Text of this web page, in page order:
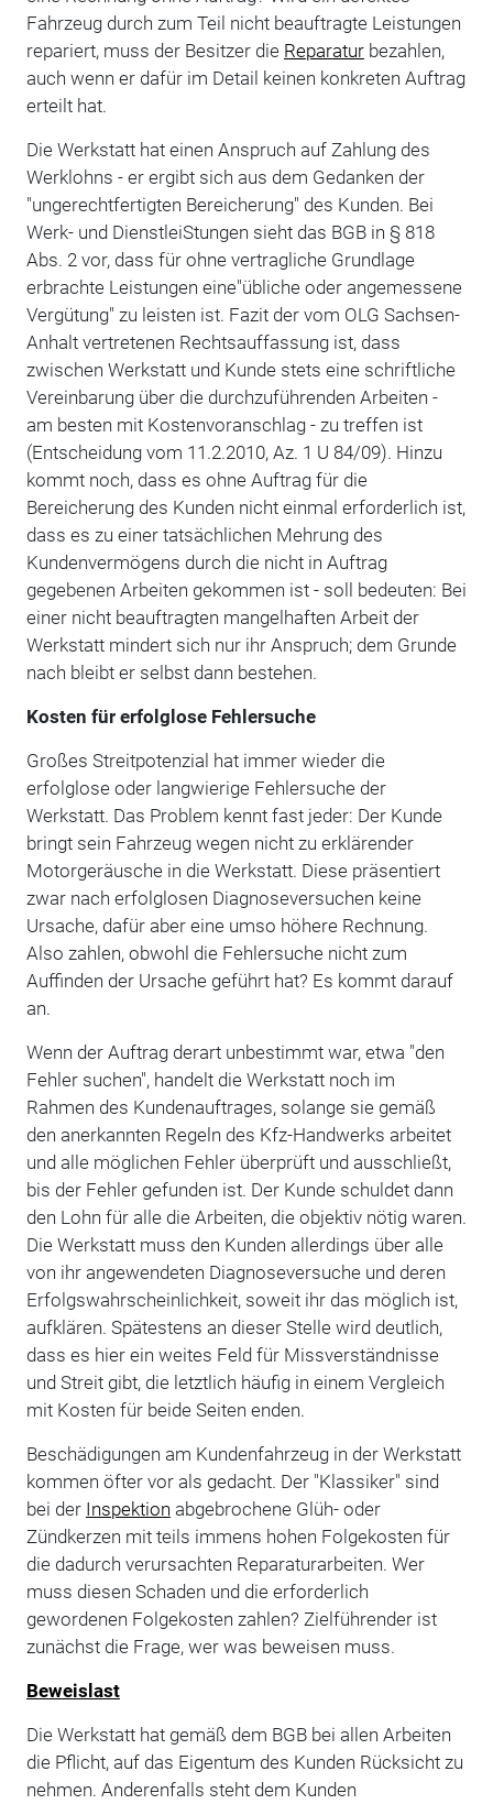
Fahrzeug durch zum Teil nicht beauftragte Leistungen
repariert, muss der Besitzer die Reparaturbezahlen,
auch wenn er dafür im Detail keinen konkreten Auftrag
erteilt hat.
Die Werkstatt hat einen Anspruch auf Zahlung des
Werklohns - er ergibt sich aus dem Gedanken der
"ungerechtfertigten Bereicherung" des Kunden. Bei
Werk- und DienstleiStungen sieht das BGB in § 818
Abs. 2 vor, dass für ohne vertragliche Grundlage
erbrachte Leistungen eine"übliche oder angemessene
Vergütung" zu leisten ist. Fazit der vom OLG Sachsen-
Anhalt vertretenen Rechtsauffassung ist, dass
zwischen Werkstatt und Kunde stets eine schriftliche
Vereinbarung über die durchzuführenden Arbeiten -
am besten mit Kostenvoranschlag - zu treffen ist
(Entscheidung vom 11.2.2010, Az. 1 U 84/09). Hinzu
kommt noch, dass es ohne Auftrag für die
Bereicherung des Kunden nicht einmal erforderlich ist,
dass es zu einer tatsächlichen Mehrung des
Kundenvermögens durch die nicht in Auftrag
gegebenen Arbeiten gekommen ist - soll bedeuten: Bei
einer nicht beauftragten mangelhaften Arbeit der
Werkstatt mindert sich nur ihr Anspruch; dem Grunde
nach bleibt er selbst dann bestehen.
Kosten für erfolglose Fehlersuche
Großes Streitpotenzial hat immer wieder die
erfolglose oder langwierige Fehlersuche der
Werkstatt. Das Problem kennt fast jeder: Der Kunde
bringt sein Fahrzeug wegen nicht zu erklärender
Motorgeräusche in die Werkstatt. Diese präsentiert
zwar nach erfolglosen Diagnoseversuchen keine
Ursache, dafür aber eine umso höhere Rechnung.
Also zahlen, obwohl die Fehlersuche nicht zum
Auffinden der Ursache geführt hat? Es kommt darauf
an.
Wenn der Auftrag derart unbestimmt war, etwa "den
Fehler suchen", handelt die Werkstatt noch im
Rahmen des Kundenauftrages, solange sie gemäß
den anerkannten Regeln des Kfz-Handwerks arbeitet
und alle möglichen Fehler überprüft und ausschließt,
bis der Fehler gefunden ist. Der Kunde schuldet dann
den Lohn für alle die Arbeiten, die objektiv nötig waren.
Die Werkstatt muss den Kunden allerdings über alle
von ihr angewendeten Diagnoseversuche und deren
Erfolgswahrscheinlichkeit, soweit ihr das möglich ist,
aufklären. Spätestens an dieser Stelle wird deutlich,
dass es hier ein weites Feld für Missverständnisse
und Streit gibt, die letztlich häufig in einem Vergleich
mit Kosten für beide Seiten enden.
Beschädigungen am Kundenfahrzeug in der Werkstatt
kommen öfter vor als gedacht. Der "Klassiker" sind
bei der Inspektion abgebrochene Glüh- oder
Zündkerzen mit teils immens hohen Folgekosten für
die dadurch verursachten Reparaturarbeiten. Wer
muss diesen Schaden und die erforderlich
gewordenen Folgekosten zahlen? Zielführender ist
zunächst die Frage, wer was beweisen muss.
Beweislast
Die Werkstatt hat gemäß dem BGB bei allen Arbeiten
die Pflicht, auf das Eigentum des Kunden Rücksicht zu
nehmen. Anderenfalls steht dem Kunden